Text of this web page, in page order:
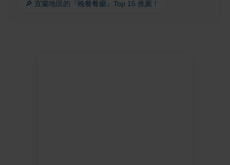
🔎 宜蘭地區的『晚餐餐廳』Top 15 推薦！